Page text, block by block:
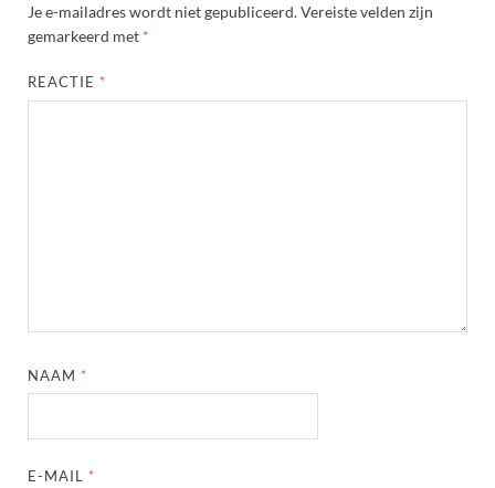
Je e-mailadres wordt niet gepubliceerd.Vereiste velden zijn
gemarkeerd met *
REACTIE *
NAAM *
E-MAIL *